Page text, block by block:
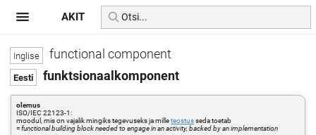
functional component
funktsionaalkomponent
olemus
ISO/IEC 22123-1:
moodul, mis on vajalik mingiks tegevuseks ja milleteostusseda toetab
=functional building block needed to engage in an activity, backed by an implementation
AKIT